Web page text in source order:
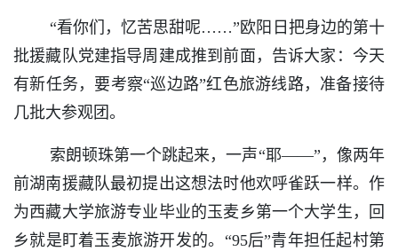
“看你们，忆苦思甜呢……”欧阳日把身边的第十
批援藏队党建指导周建成推到前面，告诉大家：今天
有新任务，要考察“巡边路”红色旅游线路，准备接待
几批大参观团。
索朗顿珠第一个跳起来，一声“耶——”，像两年
前湖南援藏队最初提出这想法时他欢呼雀跃一样。作
为西藏大学旅游专业毕业的玉麦乡第一个大学生，回
乡就是盯着玉麦旅游开发的。“95后”青年担任起村第